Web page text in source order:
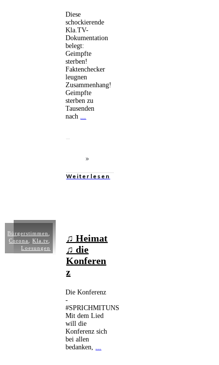
Diese
schockierende
Kla.TV-
Dokumentation
belegt:
Geimpfte
sterben!
Faktenchecker
leugnen
Zusammenhang!
Geimpfte
sterben zu
Tausenden
nach ...
Weiterlesen
Bürgerstimmen
Corona
,Kla.tv
Loesungen
♫ Heimat
♫ die
Konferen
z
Die Konferenz
-
#SPRICHMITUNS
Mit dem Lied
will die
Konferenz sich
bei allen
bedanken, ...